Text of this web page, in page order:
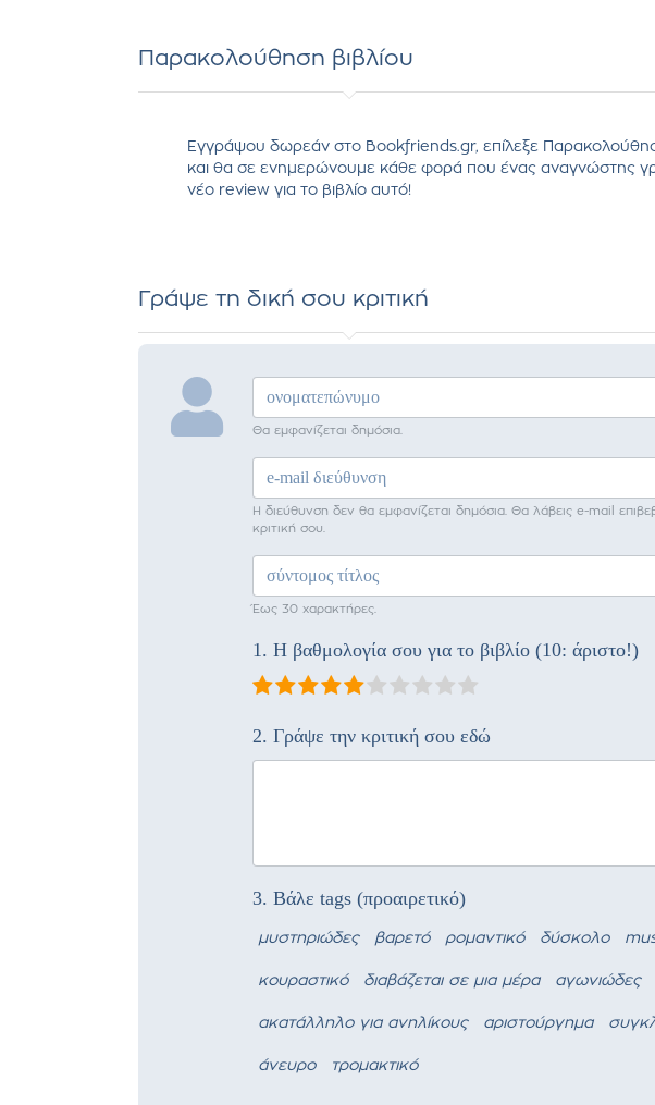
Παρακολούθηση βιβλίου
Εγγράψου δωρεάν στο Bookfriends.gr, επίλεξε
και θα σε ενημερώνουμε κάθε φορά που ένας αναγνώστης
νέο review για το βιβλίο αυτό!
Γράψε τη δική σου κριτική
Θα εμφανίζεται δημόσια.
Η διεύθυνση δεν θα εμφανίζεται δημόσια. Θα λάβεις e-mail
κριτική σου.
Έως 30 χαρακτήρες.
1. Η βαθμολογία σου για το βιβλίο (10: άριστο!)
2. Γράψε την κριτική σου εδώ
3. Βάλε tags (προαιρετικό)
μυστηριώδες βαρετό ρομαντικό δύσκολο
κουραστικό διαβάζεται σε μια μέρα αγωνιώδες
ακατάλληλο για ανηλίκους αριστούργημα
άνευρο τρομακτικό